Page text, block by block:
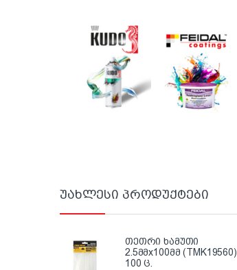
უახლესი პროდუქტები
თეთრი ხამუთი
2.5მმx100მმ (TMK19560)
100 ც.